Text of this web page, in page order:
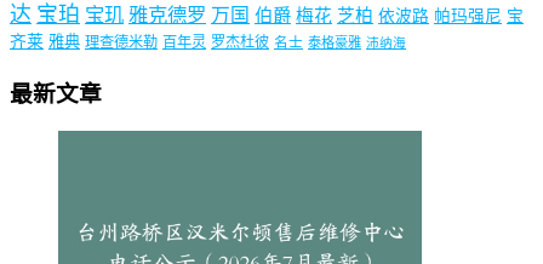
达 宝珀 宝玑 雅克德罗 万国 伯爵 梅花 芝柏 依波路 帕玛强尼 宝
齐莱 雅典 理查德米勒 百年灵 罗杰杜彼 名士 泰格豪雅 沛纳海
最新文章